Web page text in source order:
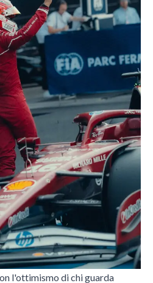
l'ottimismo di chi guarda